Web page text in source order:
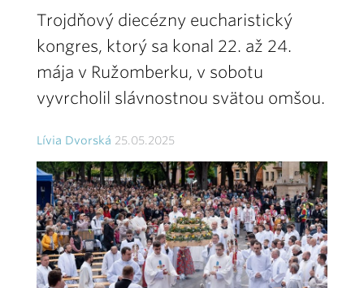
Trojdňový diecézny eucharistický
kongres, ktorý sa konal 22. až 24.
mája v Ružomberku, v sobotu
vyvrcholil slávnostnou svätou omšou.
Lívia Dvorská 25.05.2025